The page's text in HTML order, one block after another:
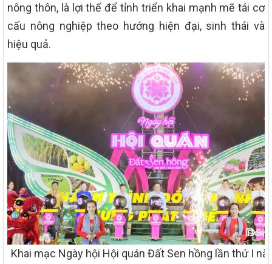
nông thôn, là lợi thế để tỉnh triển khai mạnh mẽ tái cơ
cấu nông nghiệp theo hướng hiện đại, sinh thái và
hiệu quả.
Khai mạc Ngày hội Hội quán Đất Sen hồng lần thứ I